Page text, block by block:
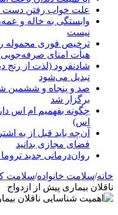
علت خواب رفتن
وابستگی به خاله و
نیست
ترخیص فوری محموله
هیأت امنای
شادنفرود (لذت از رنج
تبدیل می‌شود
صد و پنجاه‌ و ششمین
برگزار شد
چگونه بفهمیم ام اس
اس)
آن‌چه باید قبل از به
فضای مجازی بدانید
روان‌درمانی جدید
خانه/سلامت خانواده/سلامت
ناقلان بیماری پیش از ازدواج